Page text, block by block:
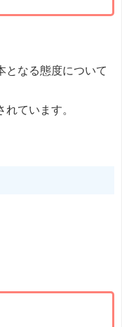
となる態度について
ています。